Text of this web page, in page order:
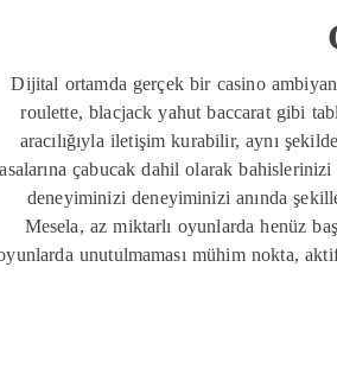
Dijital ortamda gerçek bir casino
roulette, blacjack yahut baccarat gibi
aracılığıyla iletişim kurabilir, aynı
çabucak dahil olarak
deneyiminizi deneyiminizi anında
Mesela, az miktarlı oyunlarda henüz
unutulmaması mühim nokta,